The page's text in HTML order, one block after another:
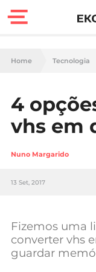
Carreira
Home Tecnologia
4
vhs em
Nuno Margarido
13 Set, 2017
Fizemos uma
converter vhs
guardar